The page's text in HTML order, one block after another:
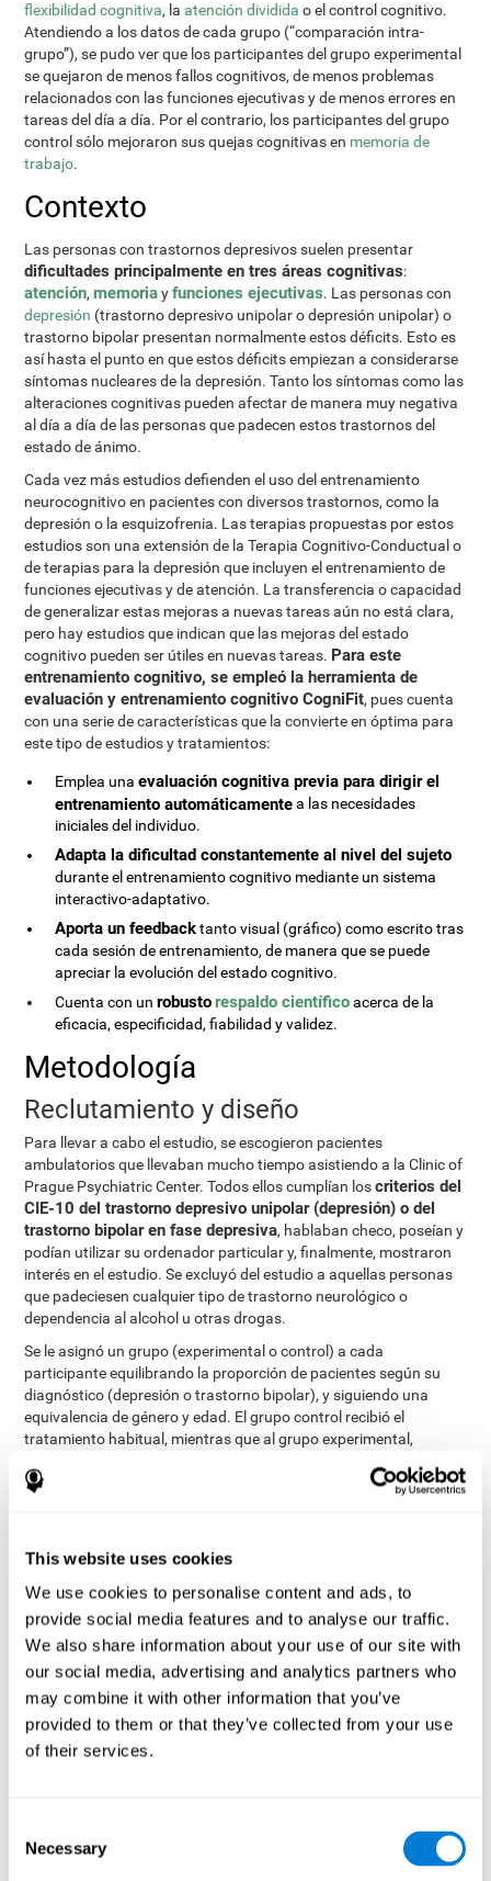
This website uses cookies
We use cookies to personalise content and ads, to
provide social media features and to analyse our traffic.
We also share information about your use of our site with
our social media, advertising and analytics partners who
may combine it with other information that you’ve
provided to them or that they’ve collected from your use
of their services.
Selection
Necessary
flexibilidad cognitiva, laatención dividida o el control cognitivo.
Atendiendo a los datos de cada grupo (“comparación intra-
grupo”), se pudo ver que los participantes del grupo experimental
se quejaron de menos fallos cognitivos, de menos problemas
relacionados con las funciones ejecutivas y de menos errores en
tareas del día a día. Por el contrario, los participantes del grupo
control sólo mejoraron sus quejas cognitivas en memoria de
trabajo.
Contexto
Las personas con trastornos depresivos suelen presentar
dificultades principalmente en tres áreas cognitivas:
atención,memoriayfunciones ejecutivas. Las personas con
depresión (trastorno depresivo unipolar o depresión unipolar) o
trastorno bipolar presentan normalmente estos déficits. Esto es
así hasta el punto en que estos déficits empiezan a considerarse
síntomas nucleares de la depresión. Tanto los síntomas como las
alteraciones cognitivas pueden afectar de manera muy negativa
al día a día de las personas que padecen estos trastornos del
estado de ánimo.
Cada vez más estudios defienden el uso del entrenamiento
neurocognitivo en pacientes con diversos trastornos, como la
depresión o la esquizofrenia. Las terapias propuestas por estos
estudios son una extensión de la Terapia Cognitivo-Conductual o
de terapias para la depresión que incluyen el entrenamiento de
funciones ejecutivas y de atención. La transferencia o capacidad
de generalizar estas mejoras a nuevas tareas aún no está clara,
pero hay estudios que indican que las mejoras del estado
cognitivo pueden ser útiles en nuevas tareas. Para este
entrenamiento cognitivo, se empleó la herramienta de
evaluación y entrenamiento cognitivo CogniFit, pues cuenta
con una serie de características que la convierte en óptima para
este tipo de estudios y tratamientos:
Emplea unaevaluación cognitiva previa para dirigir el
entrenamiento automáticamentea las necesidades
iniciales del individuo.
Adapta la dificultad constantemente al nivel del sujeto
durante el entrenamiento cognitivo mediante un sistema
interactivo-adaptativo.
Aporta un feedbacktanto visual (gráfico) como escrito tras
cada sesión de entrenamiento, de manera que se puede
apreciar la evolución del estado cognitivo.
Cuenta con unrobustorespaldo científicoacerca de la
eficacia, especificidad, fiabilidad y validez.
Metodología
Reclutamiento y diseño
Para llevar a cabo el estudio, se escogieron pacientes
ambulatorios que llevaban mucho tiempo asistiendo a la Clinic of
Prague Psychiatric Center. Todos ellos cumplían loscriterios del
CIE-10 del trastorno depresivo unipolar (depresión) o del
trastorno bipolar en fase depresiva, hablaban checo, poseían y
podían utilizar su ordenador particular y, finalmente, mostraron
interés en el estudio. Se excluyó del estudio a aquellas personas
que padeciesen cualquier tipo de trastorno neurológico o
dependencia al alcohol u otras drogas.
Se le asignó un grupo (experimental o control) a cada
participante equilibrando la proporción de pacientes según su
diagnóstico (depresión o trastorno bipolar), y siguiendo una
equivalencia de género y edad. El grupo control recibió el
tratamiento habitual, mientras que al grupo experimental,
cognitivo.
tratamiento. Una vez pasadas las 8 semanas de la intervención
cabo en el Centro de Psiquiatría de Praga y el protocolo fue
aprobado por el comité de ética.
Intervención convencional
Laintervención convencionalse aplicó tanto en el grupo
experimental como en el grupo control. Por tanto, este fue el
único tratamiento que recibió el grupo control . La terapia
consistió en visitas regulares al psiquiatra, prescripción de
Principales resultados medidos
Para medir con fiabilidad los resultados del entrenamiento